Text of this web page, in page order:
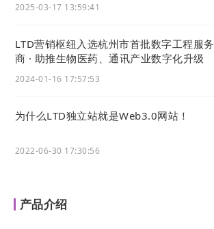
2025-03-17 13:59:41
LTD营销枢纽入选杭州市首批数字工程服务
商 · 助推生物医药、通讯产业数字化升级
2024-01-16 17:57:53
为什么LTD独立站就是Web3.0网站！
2022-06-30 17:30:56
产品介绍